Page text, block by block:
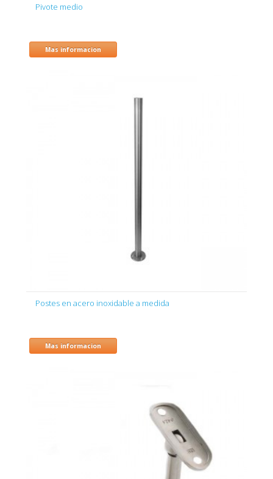
Pivote medio
Mas informacion
Postes en acero inoxidable a medida
Mas informacion